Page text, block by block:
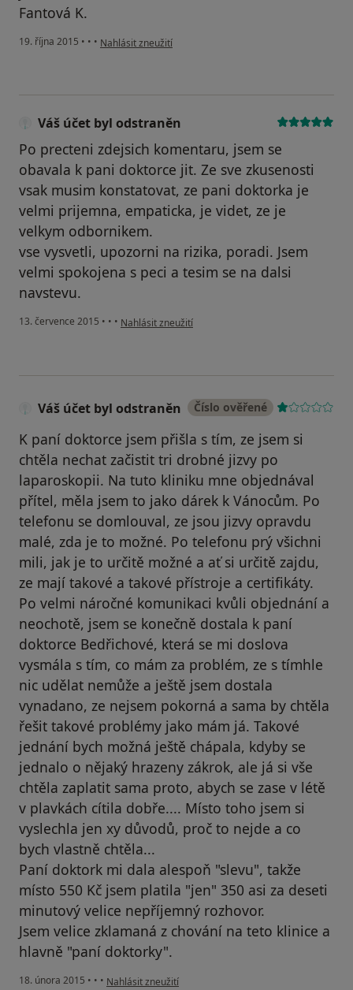
Fantová K.
19. října 2015 • • • podle názoru uživatele Váš účet byl odstraněn
Nahlásit zneužití
Váš účet byl odstraněn
Po precteni zdejsich komentaru, jsem se
obavala k pani doktorce jit. Ze sve zkusenosti
vsak musim konstatovat, ze pani doktorka je
velmi prijemna, empaticka, je videt, ze je
velkym odbornikem.
vse vysvetli, upozorni na rizika, poradi. Jsem
velmi spokojena s peci a tesim se na dalsi
navstevu.
13. července 2015 • • • podle názoru uživatele Váš účet byl odstraněn
Nahlásit zneužití
Váš účet byl odstraněn Číslo ověřené
K paní doktorce jsem přišla s tím, ze jsem si
chtěla nechat začistit tri drobné jizvy po
laparoskopii. Na tuto kliniku mne objednával
přítel, měla jsem to jako dárek k Vánocům. Po
telefonu se domlouval, ze jsou jizvy opravdu
malé, zda je to možné. Po telefonu prý všichni
mili, jak je to určitě možné a ať si určitě zajdu,
ze mají takové a takové přístroje a certifikáty.
Po velmi náročné komunikaci kvůli objednání a
neochotě, jsem se konečně dostala k paní
doktorce Bedřichové, která se mi doslova
vysmála s tím, co mám za problém, ze s tímhle
nic udělat nemůže a ještě jsem dostala
vynadano, ze nejsem pokorná a sama by chtěla
řešit takové problémy jako mám já. Takové
jednání bych možná ještě chápala, kdyby se
jednalo o nějaký hrazeny zákrok, ale já si vše
chtěla zaplatit sama proto, abych se zase v létě
v plavkách cítila dobře.... Místo toho jsem si
vyslechla jen xy důvodů, proč to nejde a co
bych vlastně chtěla...
Paní doktork mi dala alespoň "slevu", takže
místo 550 Kč jsem platila "jen" 350 asi za deseti
minutový velice nepříjemný rozhovor.
Jsem velice zklamaná z chování na teto klinice a
hlavně "paní doktorky".
18. února 2015 • • • podle názoru uživatele Váš účet byl odstraněn
Nahlásit zneužití